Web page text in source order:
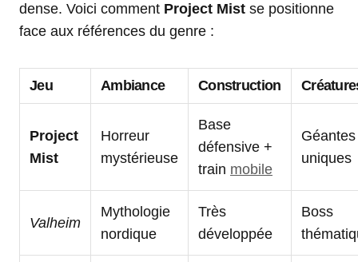
dense. Voici comment Project Mist se positionne
face aux références du genre :
Jeu Ambiance Construction
Project
Mist
Horreur
mystérieuse
Base
défensive +
train mobile
uniques
Valheim
Mythologie
nordique
Très
développée
Boss